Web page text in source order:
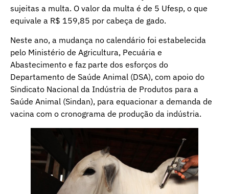
sujeitas a multa. O valor da multa é de 5 Ufesp, o que
equivale a R$ 159,85 por cabeça de gado.
Neste ano, a mudança no calendário foi estabelecida
pelo Ministério de Agricultura, Pecuária e
Abastecimento e faz parte dos esforços do
Departamento de Saúde Animal (DSA), com apoio do
Sindicato Nacional da Indústria de Produtos para a
Saúde Animal (Sindan), para equacionar a demanda de
vacina com o cronograma de produção da indústria.